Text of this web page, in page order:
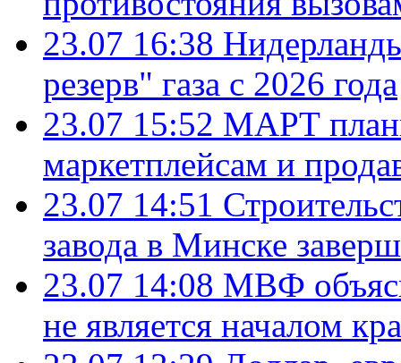
23.07 16:38
резерв" газа с 2026 года
23.07 15:52 МАРТ
маркетплейсам и
23.07 14:51
завода в Минске
23.07 14:08 МВФ
не является началом